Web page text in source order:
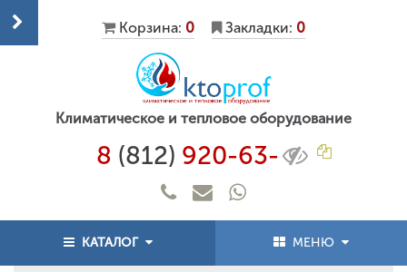
Корзина: 0 Закладки: 0
Климатическое и тепловое оборудование
8 (812) 920-63-
КАТАЛОГ МЕНЮ